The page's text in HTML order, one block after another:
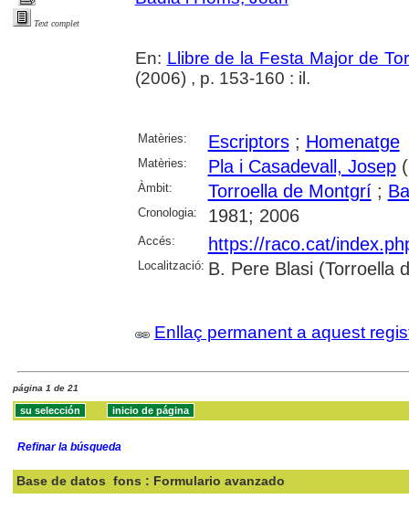
Text complet
En: Llibre de la Festa Major de
(2006) , p. 153-160 : il.
Matèries: Escriptors; Homenatge
Matèries: Pla i Casadevall, Josep
Àmbit: Torroella de Montgrí;
Cronologia: 1981; 2006
Accés: https://raco.cat/
Localització: B. Pere Blasi (Torroella
Enllaç permanent a aquest
página 1 de 21
Refinar la búsqueda
Base de datos fons : Formulario avanzado